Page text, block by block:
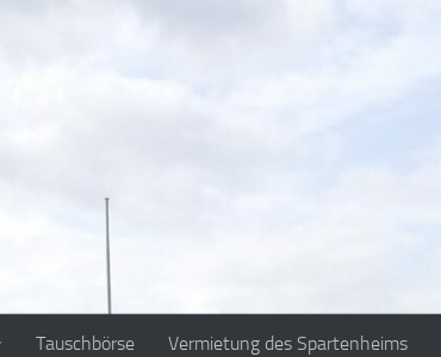
Tauschbörse Vermietung des Spartenheims